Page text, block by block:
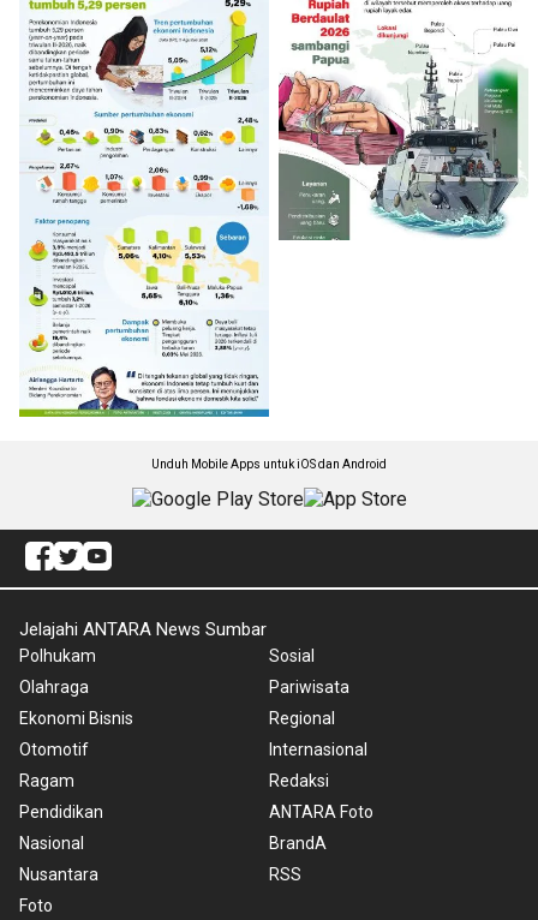
Unduh Mobile Apps untuk iOS dan Android
Jelajahi ANTARA News Sumbar
Polhukam
Olahraga
Ekonomi Bisnis
Otomotif
Ragam
Pendidikan
Nasional
Nusantara
Foto
Sosial
Pariwisata
Regional
Internasional
Redaksi
ANTARA Foto
BrandA
RSS